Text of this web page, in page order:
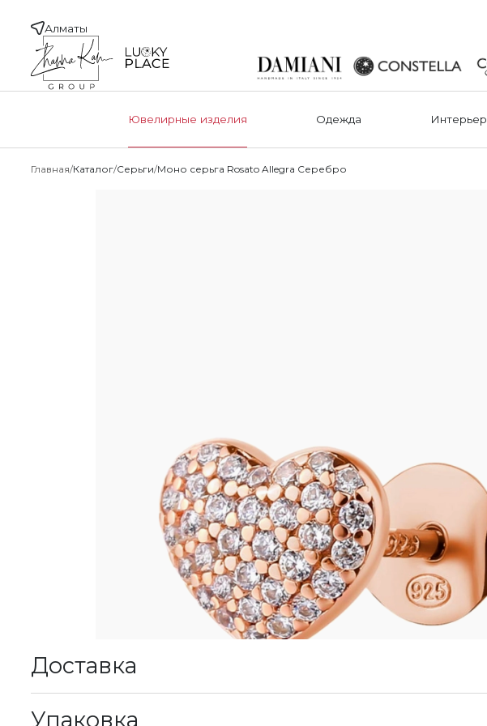
Алматы
Ювелирные изделия Одежда Интерьер
Главная Каталог Серьги Моно серьга Rosato Allegra Серебро
Доставка
Упаковка